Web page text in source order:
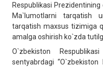
Respublikasi
Ma`lumotlarni tarqatish
tarqatish maxsus tizimiga
amalga oshirish ko`zda
O`zbekiston
sentyabrdagi